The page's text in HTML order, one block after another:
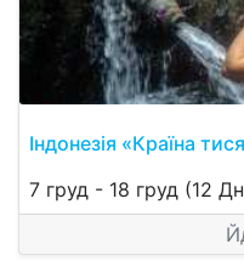
Індонезія «Країна
7 груд - 18 груд (12